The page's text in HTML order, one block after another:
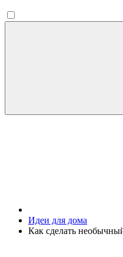
Идеи для дома
Как сделать